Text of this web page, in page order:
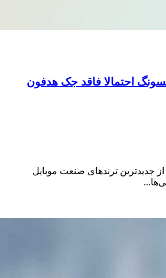
نوت ۱۰ سامسونگ احتمالا فاقد جک هدفون
جدیدترین ترندهای صنعت موبایل